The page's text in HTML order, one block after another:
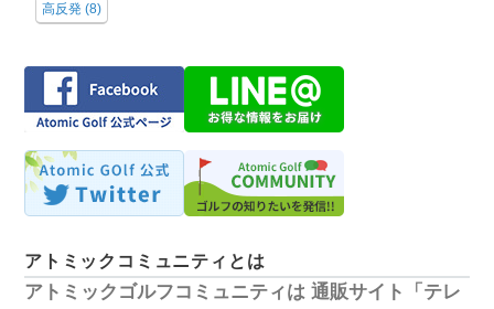
高反発 (8)
アトミックコミュニティとは
アトミックゴルフコミュニティは 通販サイト「テレ